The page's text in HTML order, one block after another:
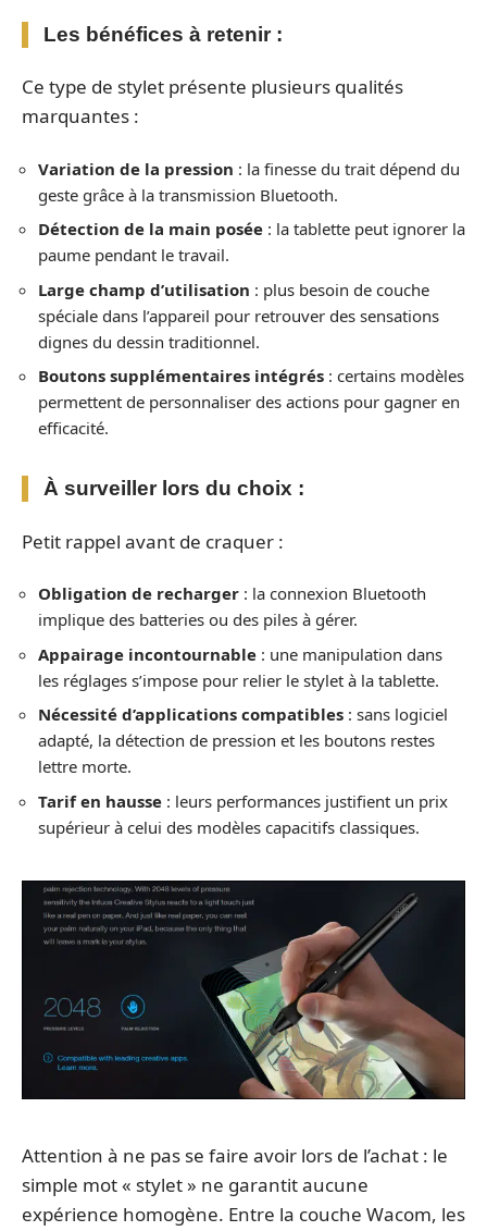
Les bénéfices à retenir :
Ce type de stylet présente plusieurs qualités
marquantes :
Variation de la pression : la finesse du trait dépend du
geste grâce à la transmission Bluetooth.
Détection de la main posée : la tablette peut ignorer la
paume pendant le travail.
Large champ d’utilisation : plus besoin de couche
spéciale dans l’appareil pour retrouver des sensations
dignes du dessin traditionnel.
Boutons supplémentaires intégrés : certains modèles
permettent de personnaliser des actions pour gagner en
efficacité.
À surveiller lors du choix :
Petit rappel avant de craquer :
Obligation de recharger : la connexion Bluetooth
implique des batteries ou des piles à gérer.
Appairage incontournable : une manipulation dans
les réglages s’impose pour relier le stylet à la tablette.
Nécessité d’applications compatibles : sans logiciel
adapté, la détection de pression et les boutons restes
lettre morte.
Tarif en hausse : leurs performances justifient un prix
supérieur à celui des modèles capacitifs classiques.
Attention à ne pas se faire avoir lors de l’achat : le
simple mot « stylet » ne garantit aucune
expérience homogène. Entre la couche Wacom, les